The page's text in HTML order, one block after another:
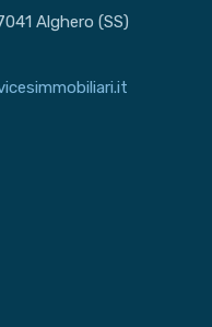
Alghero (SS)